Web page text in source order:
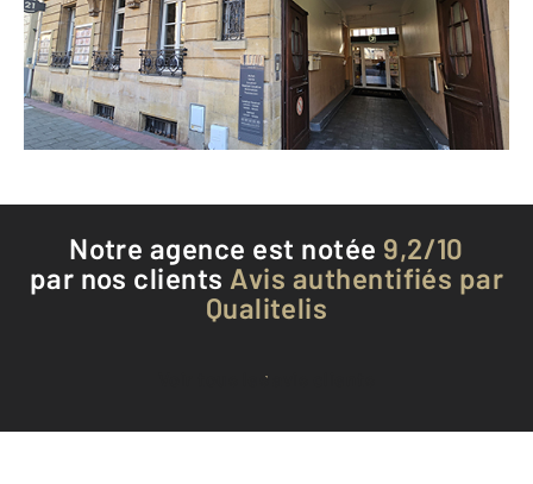
Envoyer un message
Téléphoner à l'agence
Notre agence est notée 9,2/10
par nos clients Avis authentifiés par
Qualitelis
Voir tous les avis clients